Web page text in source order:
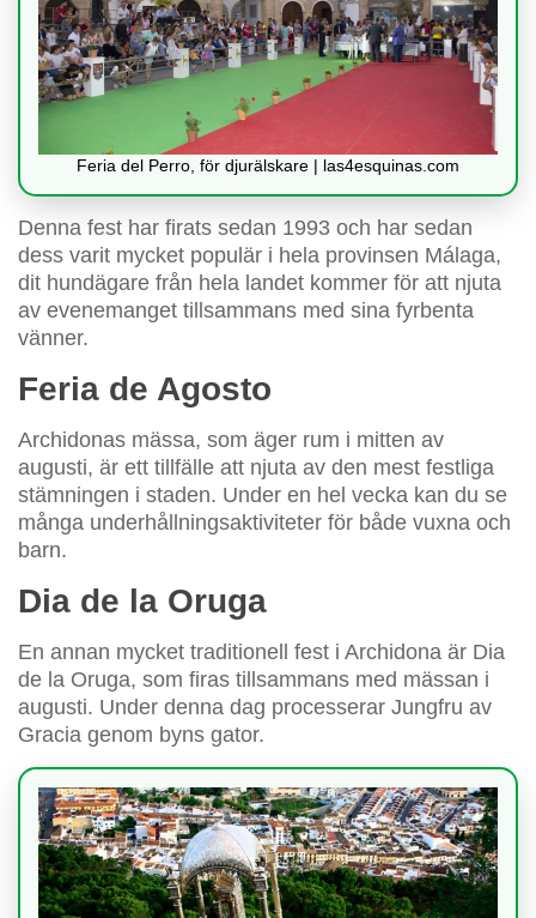
Feria del Perro, för djurälskare | las4esquinas.com
Denna fest har firats sedan 1993 och har sedan
dess varit mycket populär i hela provinsen Málaga,
dit hundägare från hela landet kommer för att njuta
av evenemanget tillsammans med sina fyrbenta
vänner.
Feria de Agosto
Archidonas mässa, som äger rum i mitten av
augusti, är ett tillfälle att njuta av den mest festliga
stämningen i staden. Under en hel vecka kan du se
många underhållningsaktiviteter för både vuxna och
barn.
Dia de la Oruga
En annan mycket traditionell fest i Archidona är Dia
de la Oruga, som firas tillsammans med mässan i
augusti. Under denna dag processerar Jungfru av
Gracia genom byns gator.